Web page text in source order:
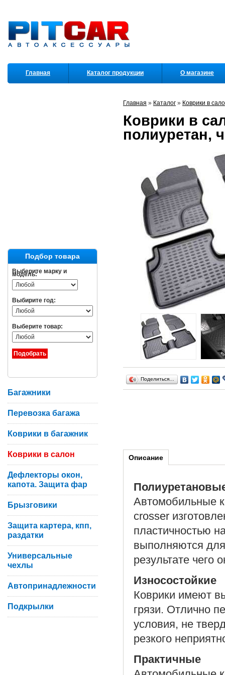
Главная » Каталог » Коврики в
Коврики в
полиуретан,
Поделиться…
Описание
Автомобильные
crosser
пластичностью
выполняются
результате чего
Износостойкие
Коврики имеют
грязи. Отлично
условия, не
резкого
Практичные
Главная Каталог продукции О магазине
Подбор товара
Выберите марку и
модель:
Выбирите год:
Выберите товар:
Багажники
Перевозка багажа
Коврики в багажник
Коврики в салон
Дефлекторы окон,
капота. Защита фар
Брызговики
Защита картера, кпп,
раздатки
Универсальные
чехлы
Автопринадлежности
Подкрылки